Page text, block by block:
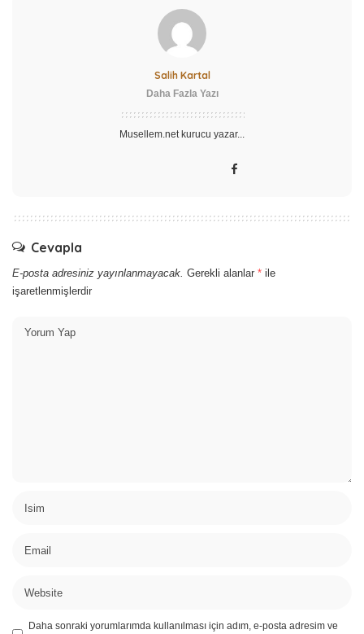
Salih Kartal
Daha Fazla Yazı
Musellem.net kurucu yazar...
Cevapla
E-posta adresiniz yayınlanmayacak. Gerekli alanlar * ile
işaretlenmişlerdir
Daha sonraki yorumlarımda kullanılması için adım, e-posta adresim ve